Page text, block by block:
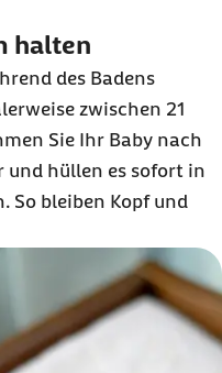
halten
des Badens
zwischen 21
Sie Ihr Baby nach
und hüllen es sofort in
So bleiben Kopf und